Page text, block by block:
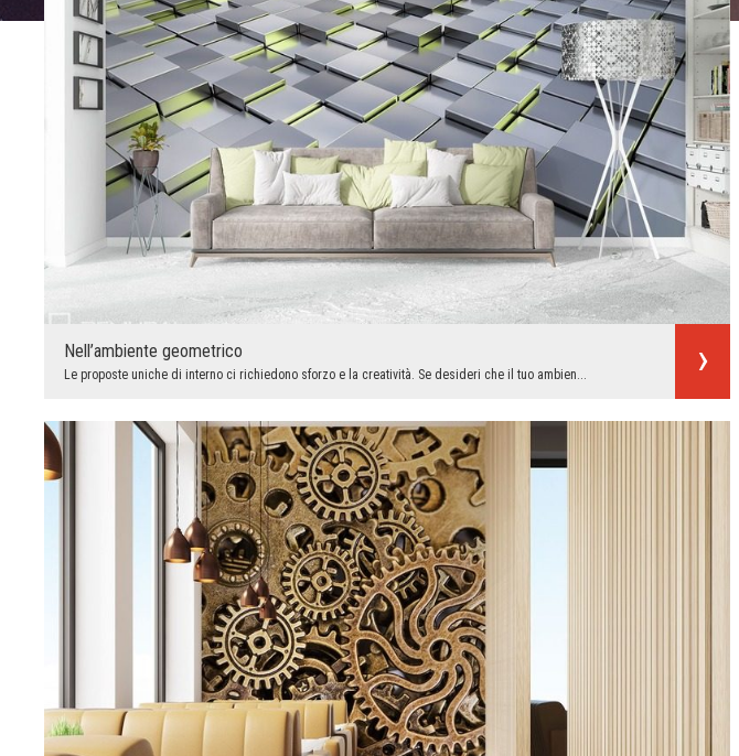
Nell’ambiente geometrico
Le proposte uniche di interno ci richiedono sforzo e la creatività. Se desideri che il tuo ambien...